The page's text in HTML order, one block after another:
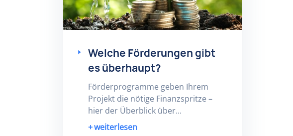
Welche Förderungen gibt
es überhaupt?
Förderprogramme geben Ihrem
Projekt die nötige Finanzspritze –
hier der Überblick über...
weiterlesen